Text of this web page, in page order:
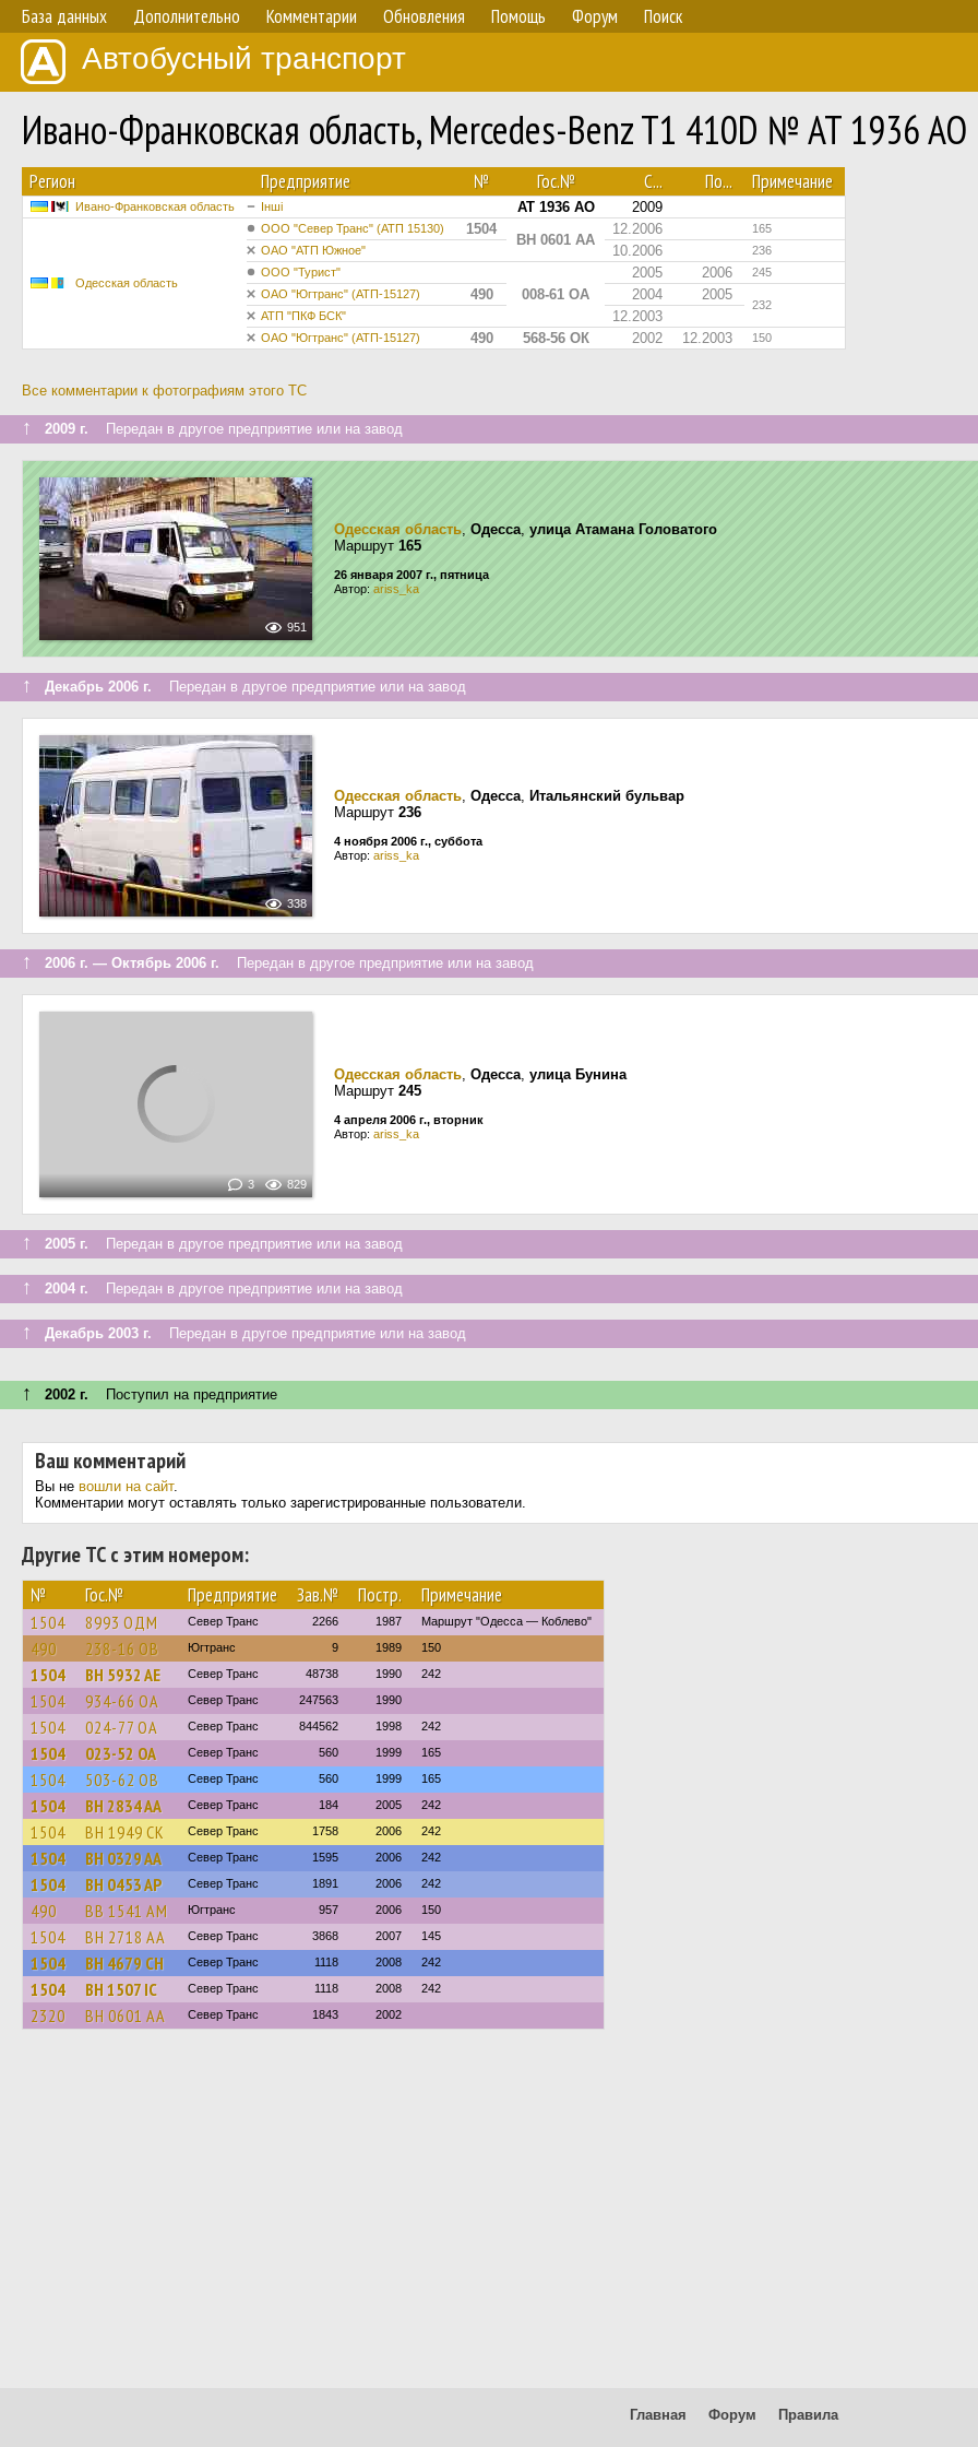
База данных Дополнительно Комментарии Обновления Помощь Форум Поиск
Автобусный транспорт
Ивано-Франковская область, Mercedes-Benz T1 410D № AT 1936 AO
Регион Предприятие № Гос.№ С... По... Примечание
Ивано-Франковская область Інші AT 1936 AO 2009
Одесская область
ООО "Север Транс" (АТП 15130) 1504
BH 0601 AA
12.2006
165
ОАО "АТП Южное"
10.2006
236
ООО "Турист"
008-61 ОА
2005 2006
245
ОАО "Югтранс" (АТП-15127)
490 2004 2005
232
АТП "ПКФ БСК"
12.2003
ОАО "Югтранс" (АТП-15127) 490 568-56 ОК 2002 12.2003 150
Все комментарии к фотографиям этого ТС
↑ 2009 г. Передан в другое предприятие или на завод
951
Одесская область, Одесса, улица Атамана Головатого
Маршрут 165
26 января 2007 г., пятница
Автор: ariss_ka
↑ Декабрь 2006 г. Передан в другое предприятие или на завод
338
Одесская область, Одесса, Итальянский бульвар
Маршрут 236
4 ноября 2006 г., суббота
Автор: ariss_ka
↑ 2006 г. — Октябрь 2006 г. Передан в другое предприятие или на завод
3 829
Одесская область, Одесса, улица Бунина
Маршрут 245
4 апреля 2006 г., вторник
Автор: ariss_ka
↑ 2005 г. Передан в другое предприятие или на завод
↑ 2004 г. Передан в другое предприятие или на завод
↑ Декабрь 2003 г. Передан в другое предприятие или на завод
↑ 2002 г. Поступил на предприятие
Ваш комментарий
Вы не вошли на сайт.
Комментарии могут оставлять только зарегистрированные пользователи.
Другие ТС с этим номером:
№ Гос.№ Предприятие Зав.№ Постр. Примечание
1504 8993 ОДМ Север Транс 2266 1987 Маршрут "Одесса — Коблево"
490 238-16 ОВ Югтранс 9 1989 150
1504 BH 5932 AE Север Транс 48738 1990 242
1504 934-66 ОА Север Транс 247563 1990
1504 024-77 ОА Север Транс 844562 1998 242
1504 023-52 ОА Север Транс 560 1999 165
1504 503-62 ОВ Север Транс 560 1999 165
1504 BH 2834 AA Север Транс 184 2005 242
1504 BH 1949 CK Север Транс 1758 2006 242
1504 BH 0329 AA Север Транс 1595 2006 242
1504 BH 0453 AP Север Транс 1891 2006 242
490 BB 1541 AM Югтранс 957 2006 150
1504 BH 2718 AA Север Транс 3868 2007 145
1504 BH 4679 CH Север Транс 1118 2008 242
1504 BH 1507 IC Север Транс 1118 2008 242
2320 BH 0601 AA Север Транс 1843 2002
Главная Форум Правила